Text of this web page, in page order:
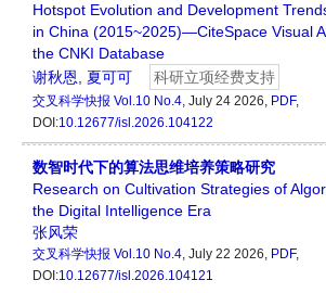
Hotspot Evolution and Development
in China (2015~2025)—CiteSpace Visual
the CNKI Database
谢秋恩
夏可可 科研立项经费支持
交叉科学快报 Vol.10 No.4, July 24 2026, PDF,
DOI:10.12677/isl.2026.104122
数智时代下的算法思维培养策略研究
Research on Cultivation Strategies of
the Digital Intelligence Era
张风荣
交叉科学快报 Vol.10 No.4, July 22 2026, PDF,
DOI:10.12677/isl.2026.104121